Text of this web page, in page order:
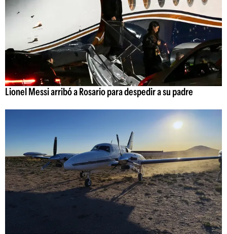
Lionel Messi arribó a Rosario para despedir a su padre